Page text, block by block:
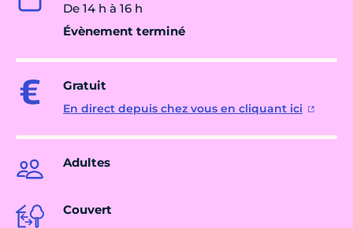
De 14 h à 16 h
Évènement terminé
Gratuit
En direct depuis chez vous en cliquant ici
Adultes
Couvert